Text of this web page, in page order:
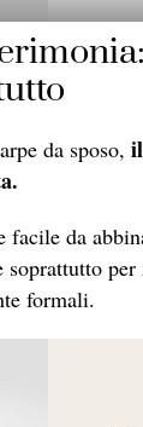
da sposo,
facile da
soprattutto
formali.